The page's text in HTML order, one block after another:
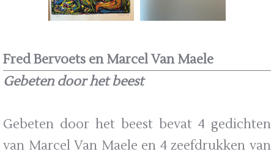
Fred Bervoets en Marcel Van Maele
Gebeten door het beest
Gebeten door het beest bevat 4 gedichten
van Marcel Van Maele en 4 zeefdrukken van